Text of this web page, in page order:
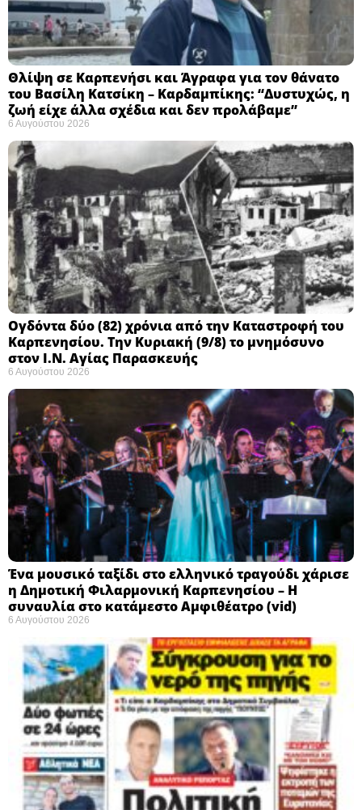
Θλίψη σε Καρπενήσι και Άγραφα για τον θάνατο
του Βασίλη Κατσίκη – Καρδαμπίκης: “Δυστυχώς, η
ζωή είχε άλλα σχέδια και δεν προλάβαμε”
6 Αυγούστου 2026
Ογδόντα δύο (82) χρόνια από την Καταστροφή του
Καρπενησίου. Την Κυριακή (9/8) το μνημόσυνο
στον Ι.Ν. Αγίας Παρασκευής
6 Αυγούστου 2026
Ένα μουσικό ταξίδι στο ελληνικό τραγούδι χάρισε
η Δημοτική Φιλαρμονική Καρπενησίου – Η
συναυλία στο κατάμεστο Αμφιθέατρο (vid)
6 Αυγούστου 2026